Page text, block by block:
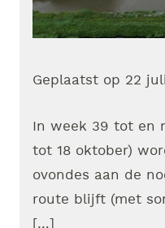
Geplaatst op 22
In week 39 tot en
tot 18 oktober)
ovondes aan de
route blijft (met
[…]